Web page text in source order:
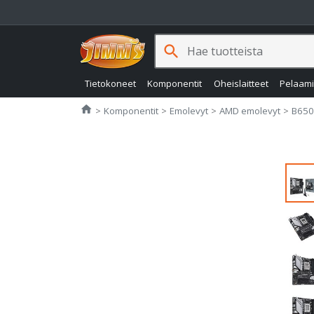
Tietokoneet Komponentit Oheislaitteet
search
home Jimms.fi
Komponentit Emolevyt AMD emolevyt